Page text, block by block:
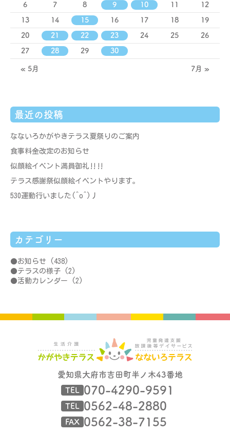
6 7 8 9 10 11 12
13 14 15 16 17 18 19
20 21 22 23 24 25 26
27 28 29 30
« 5月 7月 »
最近の投稿
なないろかがやきテラス夏祭りのご案内
食事料金改定のお知らせ
似顔絵イベント満員御礼‼‼
テラス感謝祭似顔絵イベントやります。
530運動行いました(^o^)丿
カテゴリー
お知らせ (438)
テラスの様子 (2)
活動カレンダー (2)
愛知県大府市吉田町半ノ木43番地
TEL 070-4290-9591
TEL 0562-48-2880
FAX 0562-38-7155